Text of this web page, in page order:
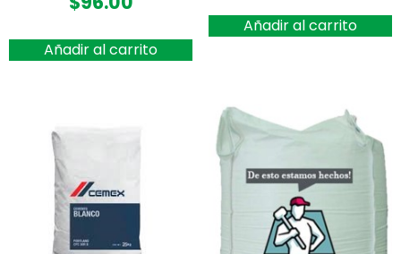
Añadir al carrito
Añadir al carrito